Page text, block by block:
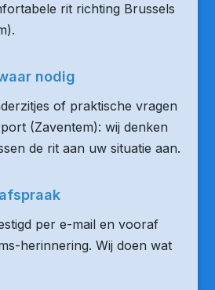
rit richting Brussels
nodig
of praktische vragen
(Zaventem): wij denken
de rit aan uw situatie aan.
per e-mail en vooraf
herinnering. Wij doen wat